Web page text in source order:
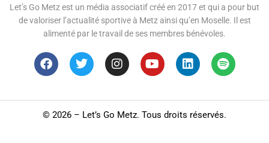
Let’s Go Metz est un média associatif créé en 2017 et qui a pour but
de valoriser l’actualité sportive à Metz ainsi qu’en Moselle. Il est
alimenté par le travail de ses membres bénévoles.
© 2026 – Let’s Go Metz. Tous droits réservés.